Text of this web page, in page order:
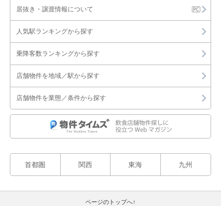
居抜き・譲渡情報について
人気駅ランキングから探す
乗降客数ランキングから探す
店舗物件を地域／駅から探す
店舗物件を業態／条件から探す
首都圏 関西 東海 九州
ページのトップへ↑